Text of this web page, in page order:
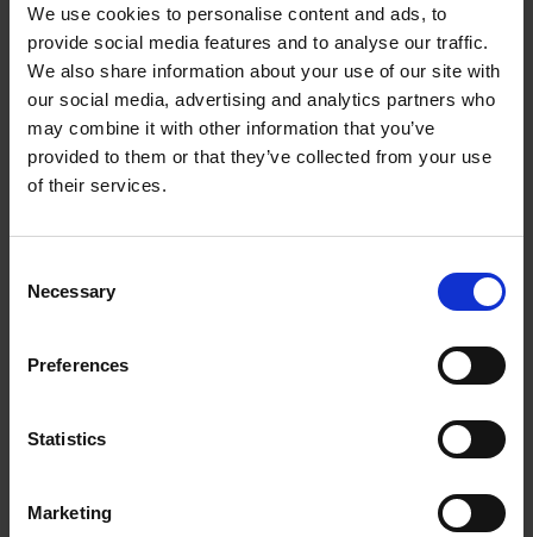
We use cookies to personalise content and ads, to
provide social media features and to analyse our traffic.
We also share information about your use of our site with
our social media, advertising and analytics partners who
may combine it with other information that you’ve
provided to them or that they’ve collected from your use
of their services.
Selection
Necessary
Preferences
Statistics
Marketing
Communiquer avec nous
The UPS Store #509
264 Queens Quay West
Toronto Ontario - M5J 1B5
Obtenez l'itinéraire vers notre magasin
Nous suivre